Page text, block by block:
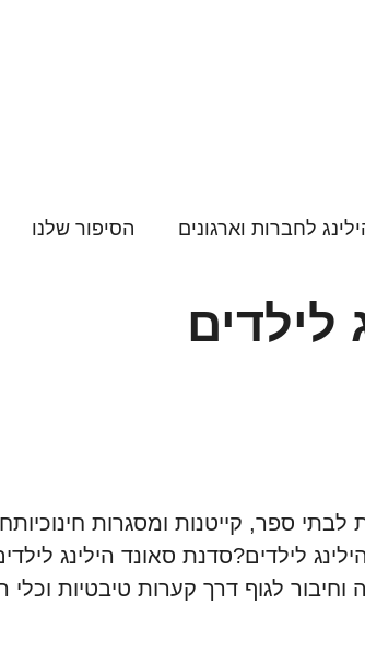
לחברות וארגונים הסיפור שלנו
לילדים
לבתי ספר, קייטנות ומסגרות
לילדים?סדנת סאונד הילינג
לגוף דרך קערות טיבטיות